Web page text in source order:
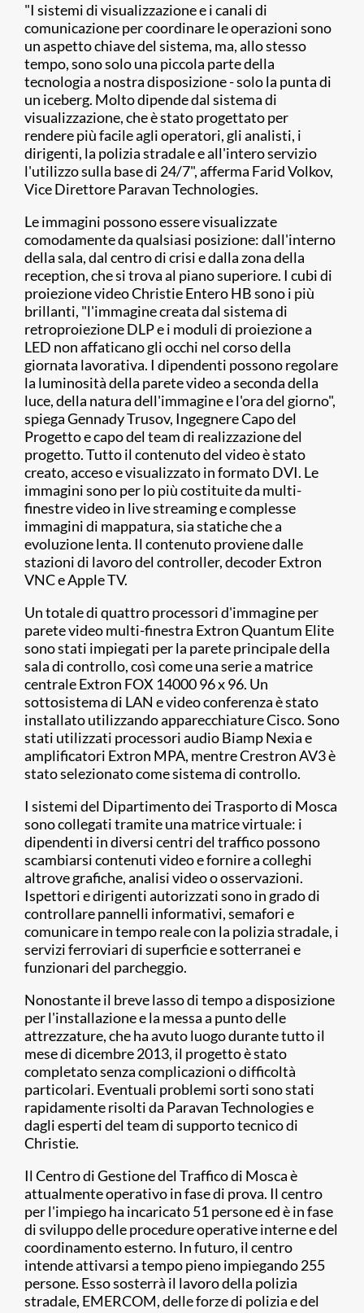
"I sistemi di visualizzazione e i canali di
comunicazione per coordinare le operazioni sono
un aspetto chiave del sistema, ma, allo stesso
tempo, sono solo una piccola parte della
tecnologia a nostra disposizione - solo la punta di
un iceberg. Molto dipende dal sistema di
visualizzazione, che è stato progettato per
rendere più facile agli operatori, gli analisti, i
dirigenti, la polizia stradale e all'intero servizio
l'utilizzo sulla base di 24/7", afferma Farid Volkov,
Vice Direttore Paravan Technologies.
Le immagini possono essere visualizzate
comodamente da qualsiasi posizione: dall'interno
della sala, dal centro di crisi e dalla zona della
reception, che si trova al piano superiore. I cubi di
proiezione video Christie Entero HB sono i più
brillanti, "l'immagine creata dal sistema di
retroproiezione DLP e i moduli di proiezione a
LED non affaticano gli occhi nel corso della
giornata lavorativa. I dipendenti possono regolare
la luminosità della parete video a seconda della
luce, della natura dell'immagine e l'ora del giorno",
spiega Gennady Trusov, Ingegnere Capo del
Progetto e capo del team di realizzazione del
progetto. Tutto il contenuto del video è stato
creato, acceso e visualizzato in formato DVI. Le
immagini sono per lo più costituite da multi-
finestre video in live streaming e complesse
immagini di mappatura, sia statiche che a
evoluzione lenta. Il contenuto proviene dalle
stazioni di lavoro del controller, decoder Extron
VNC e Apple TV.
Un totale di quattro processori d'immagine per
parete video multi-finestra Extron Quantum Elite
sono stati impiegati per la parete principale della
sala di controllo, così come una serie a matrice
centrale Extron FOX 14000 96 x 96. Un
sottosistema di LAN e video conferenza è stato
installato utilizzando apparecchiature Cisco. Sono
stati utilizzati processori audio Biamp Nexia e
amplificatori Extron MPA, mentre Crestron AV3 è
stato selezionato come sistema di controllo.
I sistemi del Dipartimento dei Trasporto di Mosca
sono collegati tramite una matrice virtuale: i
dipendenti in diversi centri del traffico possono
scambiarsi contenuti video e fornire a colleghi
altrove grafiche, analisi video o osservazioni.
Ispettori e dirigenti autorizzati sono in grado di
controllare pannelli informativi, semafori e
comunicare in tempo reale con la polizia stradale, i
servizi ferroviari di superficie e sotterranei e
funzionari del parcheggio.
Nonostante il breve lasso di tempo a disposizione
per l'installazione e la messa a punto delle
attrezzature, che ha avuto luogo durante tutto il
mese di dicembre 2013, il progetto è stato
completato senza complicazioni o difficoltà
particolari. Eventuali problemi sorti sono stati
rapidamente risolti da Paravan Technologies e
dagli esperti del team di supporto tecnico di
Christie.
Il Centro di Gestione del Traffico di Mosca è
attualmente operativo in fase di prova. Il centro
per l'impiego ha incaricato 51 persone ed è in fase
di sviluppo delle procedure operative interne e del
coordinamento esterno. In futuro, il centro
intende attivarsi a tempo pieno impiegando 255
persone. Esso sosterrà il lavoro della polizia
stradale, EMERCOM, delle forze di polizia e del